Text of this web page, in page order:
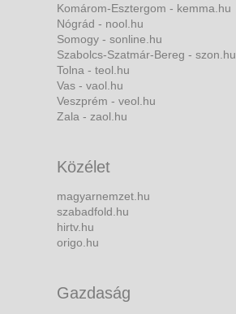
Komárom-Esztergom - kemma.hu
Nógrád - nool.hu
Somogy - sonline.hu
Szabolcs-Szatmár-Bereg - szon.hu
Tolna - teol.hu
Vas - vaol.hu
Veszprém - veol.hu
Zala - zaol.hu
Közélet
magyarnemzet.hu
szabadfold.hu
hirtv.hu
origo.hu
Gazdaság